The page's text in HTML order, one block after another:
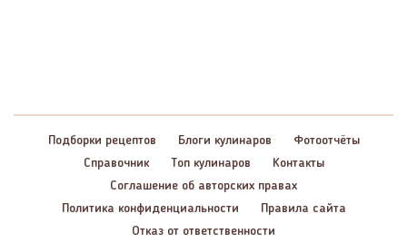
Подборки рецептов Блоги кулинаров
Фотоотчёты
Справочник
Топ кулинаров
Контакты
Соглашение об авторских правах
Политика конфиденциальности
Правила сайта
Отказ от ответственности